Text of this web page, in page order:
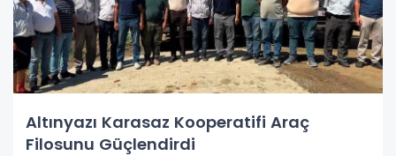
Altınyazı Karasaz Kooperatifi Araç
Filosunu Güçlendirdi